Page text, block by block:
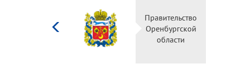
Правительство
Оренбургской
области